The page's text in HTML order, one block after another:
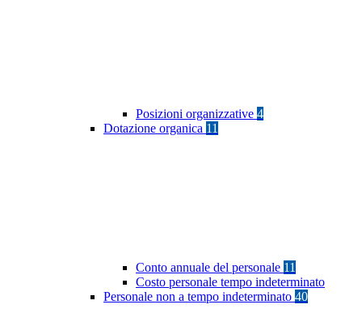
Posizioni organizzative 4
Dotazione organica 11
Conto annuale del personale 11
Costo personale tempo indeterminato
Personale non a tempo indeterminato 40